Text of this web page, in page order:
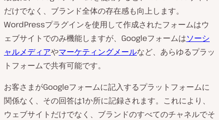
だけでなく、ブランド全体の存在感も向上します。
WordPressプラグインを使用して作成されたフォームはウ
ェブサイトでのみ機能しますが、Googleフォームはソーシ
ャルメディアやマーケティングメールなど、あらゆるプラッ
トフォームで共有可能です。
お客さまがGoogleフォームに記入するプラットフォームに
関係なく、その回答は1か所に記録されます。これにより、
ウェブサイトだけでなく、ブランドのすべてのチャネルでそ